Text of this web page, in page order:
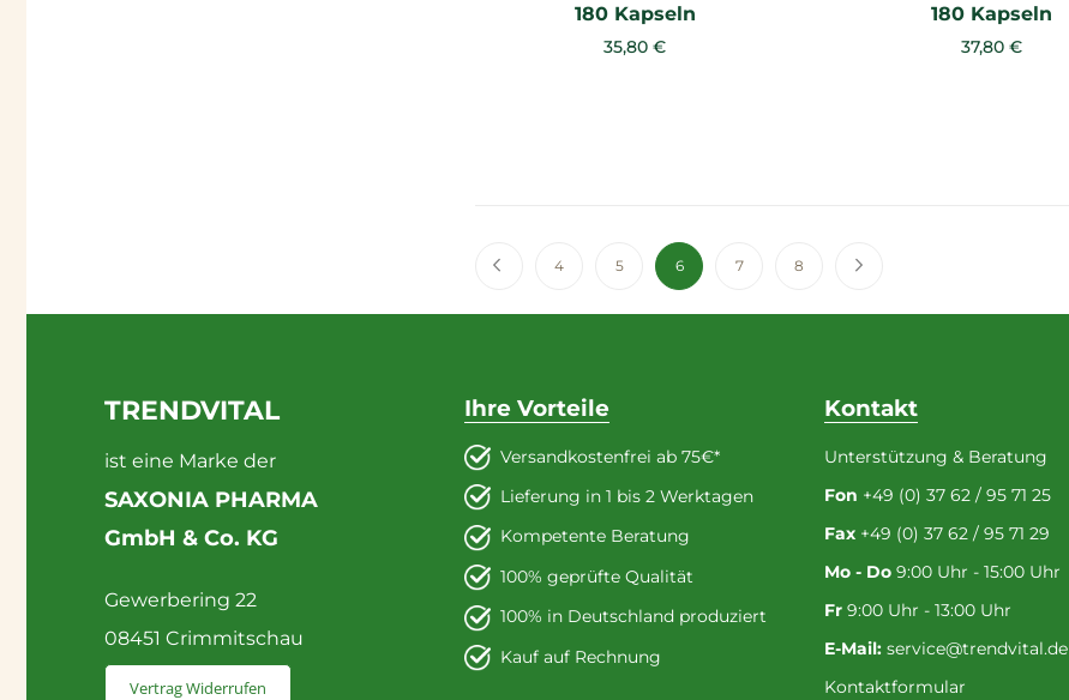
180 Kapseln
35,80 €
180 Kapseln
37,80 €
ZurückSeite
4 Seite
5 Sie lesen gerade die Seite
6 Seite
7 Seite
8
TRENDVITAL
ist eine Marke der
SAXONIA PHARMA
GmbH & Co. KG
Gewerbering 22
08451 Crimmitschau
Vertrag Widerrufen
Ihre Vorteile
Versandkostenfrei ab 75€*
Lieferung in 1 bis 2 Werktagen
Kompetente Beratung
100% geprüfte Qualität
100% in Deutschland produziert
Kauf auf Rechnung
Kontakt
Unterstützung & Beratung
Fon +49 (0) 37 62 / 95 71 25
Fax +49 (0) 37 62 / 95 71 29
Mo - Do 9:00 Uhr - 15:00 Uhr
Fr 9:00 Uhr - 13:00 Uhr
E-Mail: service@trendvital.de
Kontaktformular